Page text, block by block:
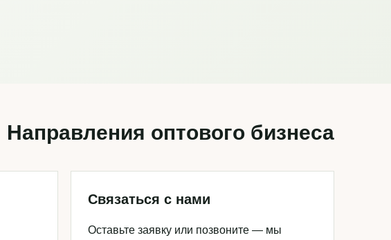
Направления оптового бизнеса
Связаться с нами
Оставьте заявку или позвоните — мы